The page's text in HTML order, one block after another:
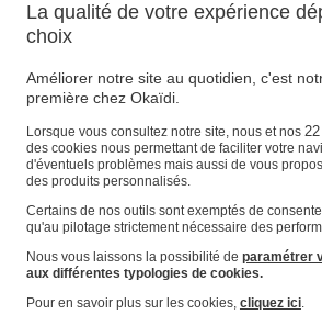
Produits suggérés
Voir tous les produits
Magasin
Vos informations personnelles
Suivre une commande
Panier
Favoris
La qualité de votre expérience
choix
Améliorer notre site au quotidien, c'est
première chez Okaïdi.
Lorsque vous consultez notre site, nous et nos 22
des cookies nous permettant de faciliter votre
d'éventuels problèmes mais aussi de vous
des produits personnalisés.
Certains de nos outils sont exemptés de
qu'au pilotage strictement nécessaire des
Nous vous laissons la possibilité de paramétrer
aux différentes typologies de cookies.
Pour en savoir plus sur les cookies, cliquez ici.